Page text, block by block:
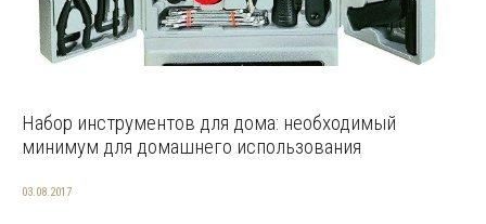
Набор инструментов для дома: необходимый
минимум для домашнего использования
03.08.2017